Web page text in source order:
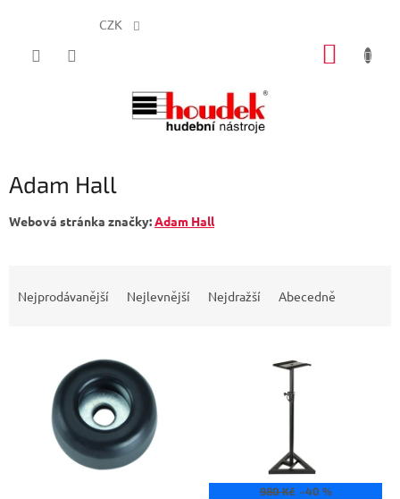
CZK
Adam Hall
Webová stránka značky:Adam Hall
Nejprodávanější Nejlevnější Nejdražší Abecedně
980 Kč –40 %